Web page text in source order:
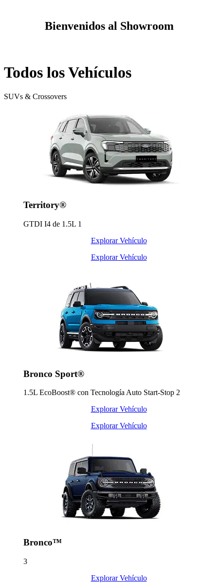
Bienvenidos al Showroom
Todos los Vehículos
SUVs & Crossovers
Territory®
GTDI I4 de 1.5L 1
Explorar Vehículo
Explorar Vehículo
Bronco Sport®
1.5L EcoBoost® con Tecnología Auto Start-Stop 2
Explorar Vehículo
Explorar Vehículo
Bronco™
3
Explorar Vehículo